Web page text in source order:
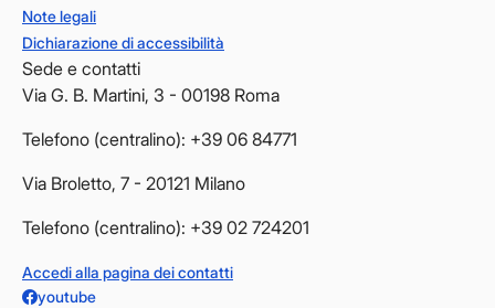
Note legali
Dichiarazione di accessibilità
Sede e contatti
Via G. B. Martini, 3 - 00198 Roma
Telefono (centralino): +39 06 84771
Via Broletto, 7 - 20121 Milano
Telefono (centralino): +39 02 724201
Accedi alla pagina dei contatti
youtube